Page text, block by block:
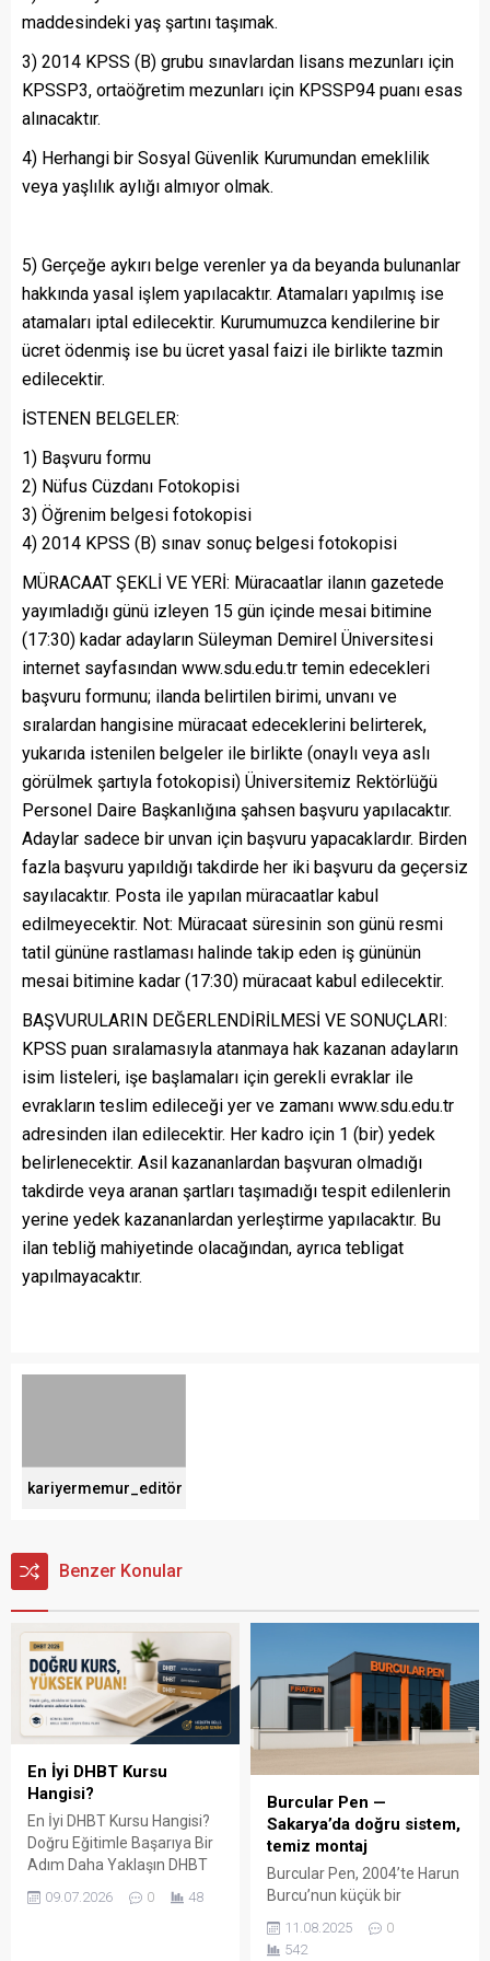
maddesindeki yaş şartını taşımak.
3) 2014 KPSS (B) grubu sınavlardan lisans mezunları için
KPSSP3, ortaöğretim mezunları için KPSSP94 puanı esas
alınacaktır.
4) Herhangi bir Sosyal Güvenlik Kurumundan emeklilik
veya yaşlılık aylığı almıyor olmak.
5) Gerçeğe aykırı belge verenler ya da beyanda bulunanlar
hakkında yasal işlem yapılacaktır. Atamaları yapılmış ise
atamaları iptal edilecektir. Kurumumuzca kendilerine bir
ücret ödenmiş ise bu ücret yasal faizi ile birlikte tazmin
edilecektir.
İSTENEN BELGELER:
1) Başvuru formu
2) Nüfus Cüzdanı Fotokopisi
3) Öğrenim belgesi fotokopisi
4) 2014 KPSS (B) sınav sonuç belgesi fotokopisi
MÜRACAAT ŞEKLİ VE YERİ: Müracaatlar ilanın gazetede
yayımladığı günü izleyen 15 gün içinde mesai bitimine
(17:30) kadar adayların Süleyman Demirel Üniversitesi
internet sayfasından www.sdu.edu.tr temin edecekleri
başvuru formunu; ilanda belirtilen birimi, unvanı ve
sıralardan hangisine müracaat edeceklerini belirterek,
yukarıda istenilen belgeler ile birlikte (onaylı veya aslı
görülmek şartıyla fotokopisi) Üniversitemiz Rektörlüğü
Personel Daire Başkanlığına şahsen başvuru yapılacaktır.
Adaylar sadece bir unvan için başvuru yapacaklardır. Birden
fazla başvuru yapıldığı takdirde her iki başvuru da geçersiz
sayılacaktır. Posta ile yapılan müracaatlar kabul
edilmeyecektir. Not: Müracaat süresinin son günü resmi
tatil gününe rastlaması halinde takip eden iş gününün
mesai bitimine kadar (17:30) müracaat kabul edilecektir.
BAŞVURULARIN DEĞERLENDİRİLMESİ VE SONUÇLARI:
KPSS puan sıralamasıyla atanmaya hak kazanan adayların
isim listeleri, işe başlamaları için gerekli evraklar ile
evrakların teslim edileceği yer ve zamanı www.sdu.edu.tr
adresinden ilan edilecektir. Her kadro için 1 (bir) yedek
belirlenecektir. Asil kazananlardan başvuran olmadığı
takdirde veya aranan şartları taşımadığı tespit edilenlerin
yerine yedek kazananlardan yerleştirme yapılacaktır. Bu
ilan tebliğ mahiyetinde olacağından, ayrıca tebligat
yapılmayacaktır.
kariyermemur_editör
Benzer Konular
En İyi DHBT Kursu
Hangisi?
En İyi DHBT Kursu Hangisi?
Doğru Eğitimle Başarıya Bir
Adım Daha Yaklaşın DHBT
Testi), Diyanet İşleri
09.07.2026 0 48
Burcular Pen —
Sakarya’da doğru sistem,
temiz montaj
Burcular Pen, 2004’te Harun
Burcu’nun küçük bir
başladı; bugün Serdivan’daki
11.08.2025
0
542